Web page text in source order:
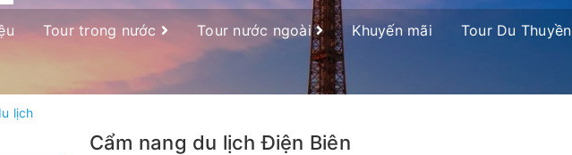
Tour trong nước Tour nước ngoài Khuyến mãi Tour Du Thuyền
lịch
Cẩm nang du lịch Điện Biên